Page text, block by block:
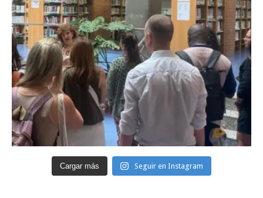
Cargar más Seguir en Instagram